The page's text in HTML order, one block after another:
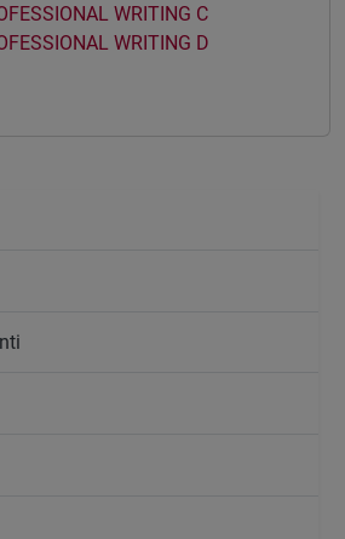
WRITING C
WRITING D